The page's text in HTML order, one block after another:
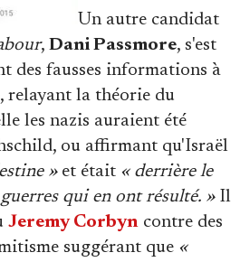
Un autre candidat
, Dani Passmore, s'est
des fausses informations à
relayant la théorie du
les nazis auraient été
ou affirmant qu'Israël
»et était « derrière le
qui en ont résulté. »Il
Jeremy Corbyn contre des
suggérant que «